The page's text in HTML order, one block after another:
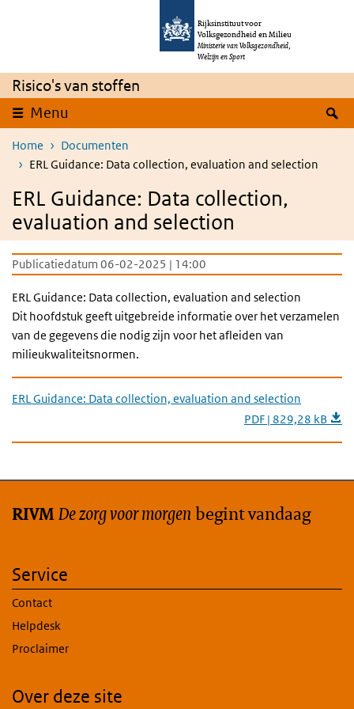
Overslaan en naar de inhoud gaan
Rijksinstituut voor
Volksgezondheid en Milieu
Ministerie van Volksgezondheid,
Welzijn en Sport
Risico's van stoffen
Menu
Home
Documenten
ERL Guidance: Data collection, evaluation and selection
ERL Guidance: Data collection,
evaluation and selection
Publicatiedatum 06-02-2025 | 14:00
ERL Guidance: Data collection, evaluation and selection
Dit hoofdstuk geeft uitgebreide informatie over het verzamelen
van de gegevens die nodig zijn voor het afleiden van
milieukwaliteitsnormen.
ERL Guidance: Data collection, evaluation and selection
PDF | 829,28 kB
RIVMDe zorg voor morgen begint vandaag
Service
Contact
Helpdesk
Proclaimer
Over deze site